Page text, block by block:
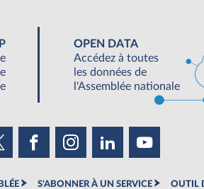
OPEN DATA
Accédez à toutes
les données de
l'Assemblée nationale
S'ABONNER À UN SERVICE OUTIL